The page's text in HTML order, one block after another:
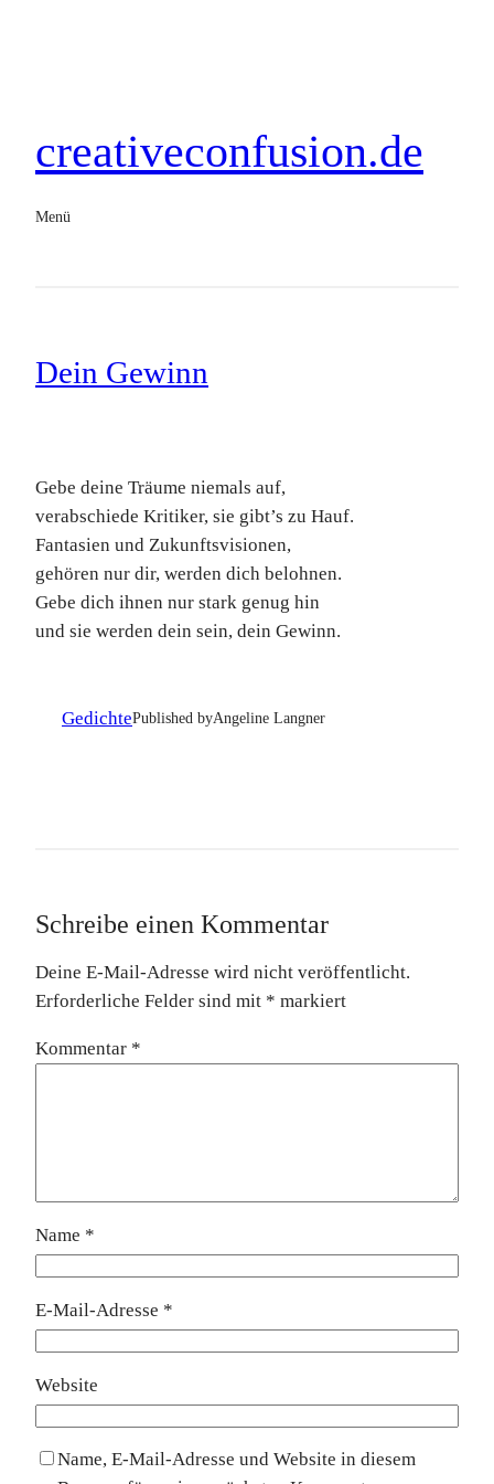
creativeconfusion.de
Menü
Dein Gewinn
Gebe deine Träume niemals auf,
verabschiede Kritiker, sie gibt’s zu Hauf.
Fantasien und Zukunftsvisionen,
gehören nur dir, werden dich belohnen.
Gebe dich ihnen nur stark genug hin
und sie werden dein sein, dein Gewinn.
GedichtePublished byAngeline Langner
Schreibe einen Kommentar
Deine E-Mail-Adresse wird nicht veröffentlicht.
Erforderliche Felder sind mit * markiert
Kommentar *
Name *
E-Mail-Adresse *
Website
Name, E-Mail-Adresse und Website in diesem